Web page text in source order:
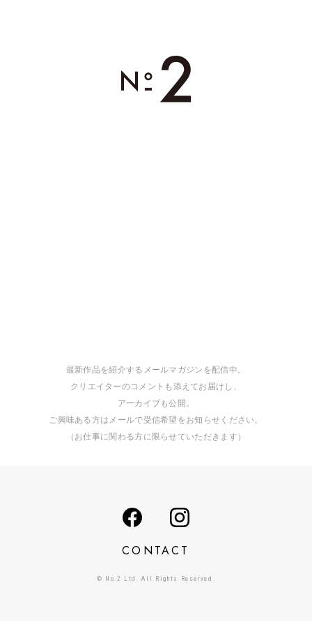
最新作品を紹介するメールマガジンを配信中。
クリエイターのコメントも添えてお届けし、
アーカイブも公開。
ご興味ある方はメールで受信希望をお知らせください。
（お仕事に関わる方に限らせていただきます）
CONTACT
© No.2 Ltd. All Rights Reserved.